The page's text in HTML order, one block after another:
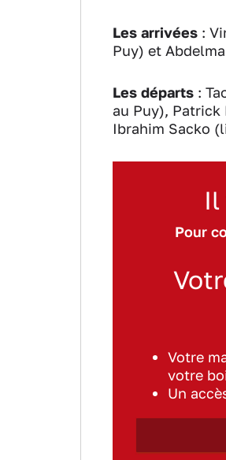
Les arrivées :
Puy) et
Les départs :
au Puy),
Ibrahim Sacko
Il
Pour
Votre
votre
Un